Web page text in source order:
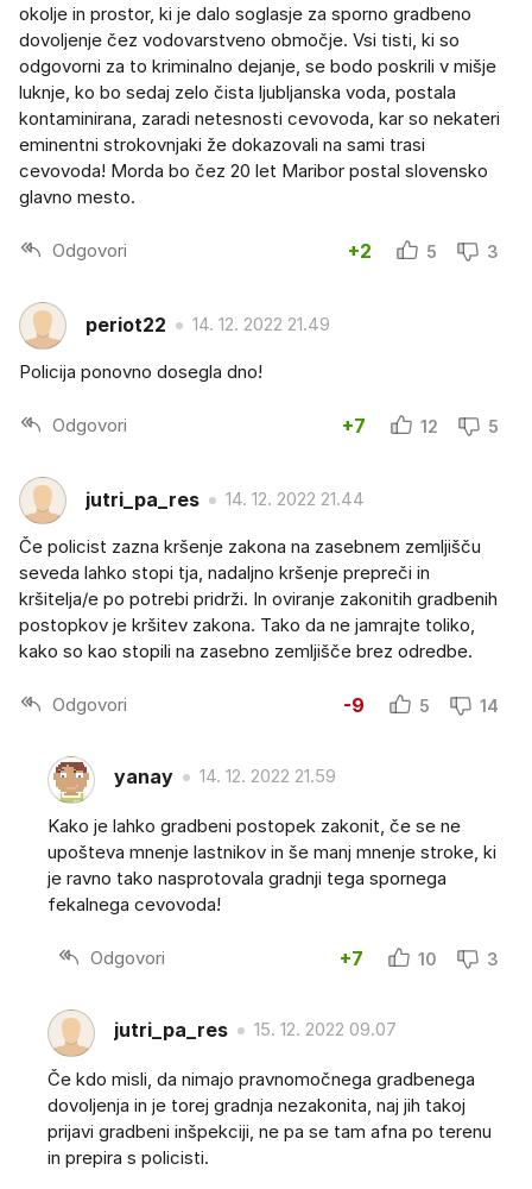
okolje in prostor, ki je dalo soglasje za sporno gradbeno
dovoljenje čez vodovarstveno območje. Vsi tisti, ki so
odgovorni za to kriminalno dejanje, se bodo poskrili v mišje
luknje, ko bo sedaj zelo čista ljubljanska voda, postala
kontaminirana, zaradi netesnosti cevovoda, kar so nekateri
eminentni strokovnjaki že dokazovali na sami trasi
cevovoda! Morda bo čez 20 let Maribor postal slovensko
glavno mesto.
Odgovori +2 5 3
periot22 14. 12. 2022 21.49
Policija ponovno dosegla dno!
Odgovori +7 12 5
jutri_pa_res 14. 12. 2022 21.44
Če policist zazna kršenje zakona na zasebnem zemljišču
seveda lahko stopi tja, nadaljno kršenje prepreči in
kršitelja/e po potrebi pridrži. In oviranje zakonitih gradbenih
postopkov je kršitev zakona. Tako da ne jamrajte toliko,
kako so kao stopili na zasebno zemljišče brez odredbe.
Odgovori -9 5 14
yanay 14. 12. 2022 21.59
Kako je lahko gradbeni postopek zakonit, če se ne
upošteva mnenje lastnikov in še manj mnenje stroke, ki
je ravno tako nasprotovala gradnji tega spornega
fekalnega cevovoda!
Odgovori +7 10 3
jutri_pa_res 15. 12. 2022 09.07
Če kdo misli, da nimajo pravnomočnega gradbenega
dovoljenja in je torej gradnja nezakonita, naj jih takoj
prijavi gradbeni inšpekciji, ne pa se tam afna po terenu
in prepira s policisti.